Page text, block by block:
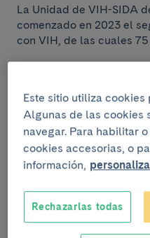
La Unidad de VIH-SIDA
comenzado en 2023 el
con VIH, de las cuales
INSTITUCIONAL
22 de marzo del 2023
El Clínic
todos los
los 3 años de
Este sitio utiliza
Algunas de las cookies
navegar. Para habilitar
cookies accesorias, o
información,
Rechazarlas todas